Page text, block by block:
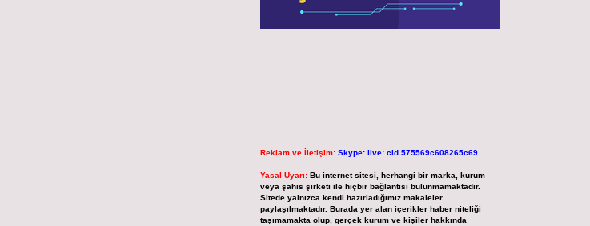
Reklam ve İletişim: Skype: live:.cid.575569c608265c69
Yasal Uyarı: Bu internet sitesi, herhangi bir marka, kurum
veya şahıs şirketi ile hiçbir bağlantısı bulunmamaktadır.
Sitede yalnızca kendi hazırladığımız makaleler
paylaşılmaktadır. Burada yer alan içerikler haber niteliği
taşımamakta olup, gerçek kurum ve kişiler hakkında